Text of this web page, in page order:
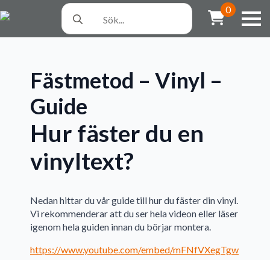
Search
for:
0
Fästmetod – Vinyl –
Guide
Hur fäster du en
vinyltext?
Nedan hittar du vår guide till hur du fäster din vinyl.
Vi rekommenderar att du ser hela videon eller läser
igenom hela guiden innan du börjar montera.
https://www.youtube.com/embed/mFNfVXegTgw